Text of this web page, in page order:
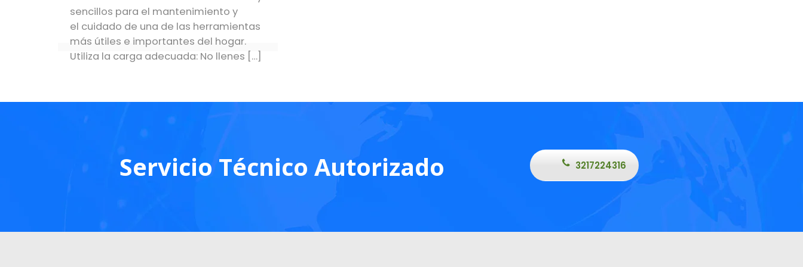
sencillos para el mantenimiento y
el cuidado de una de las herramientas
más útiles e importantes del hogar.
Utiliza la carga adecuada: No llenes […]
Servicio Técnico Autorizado 3217224316